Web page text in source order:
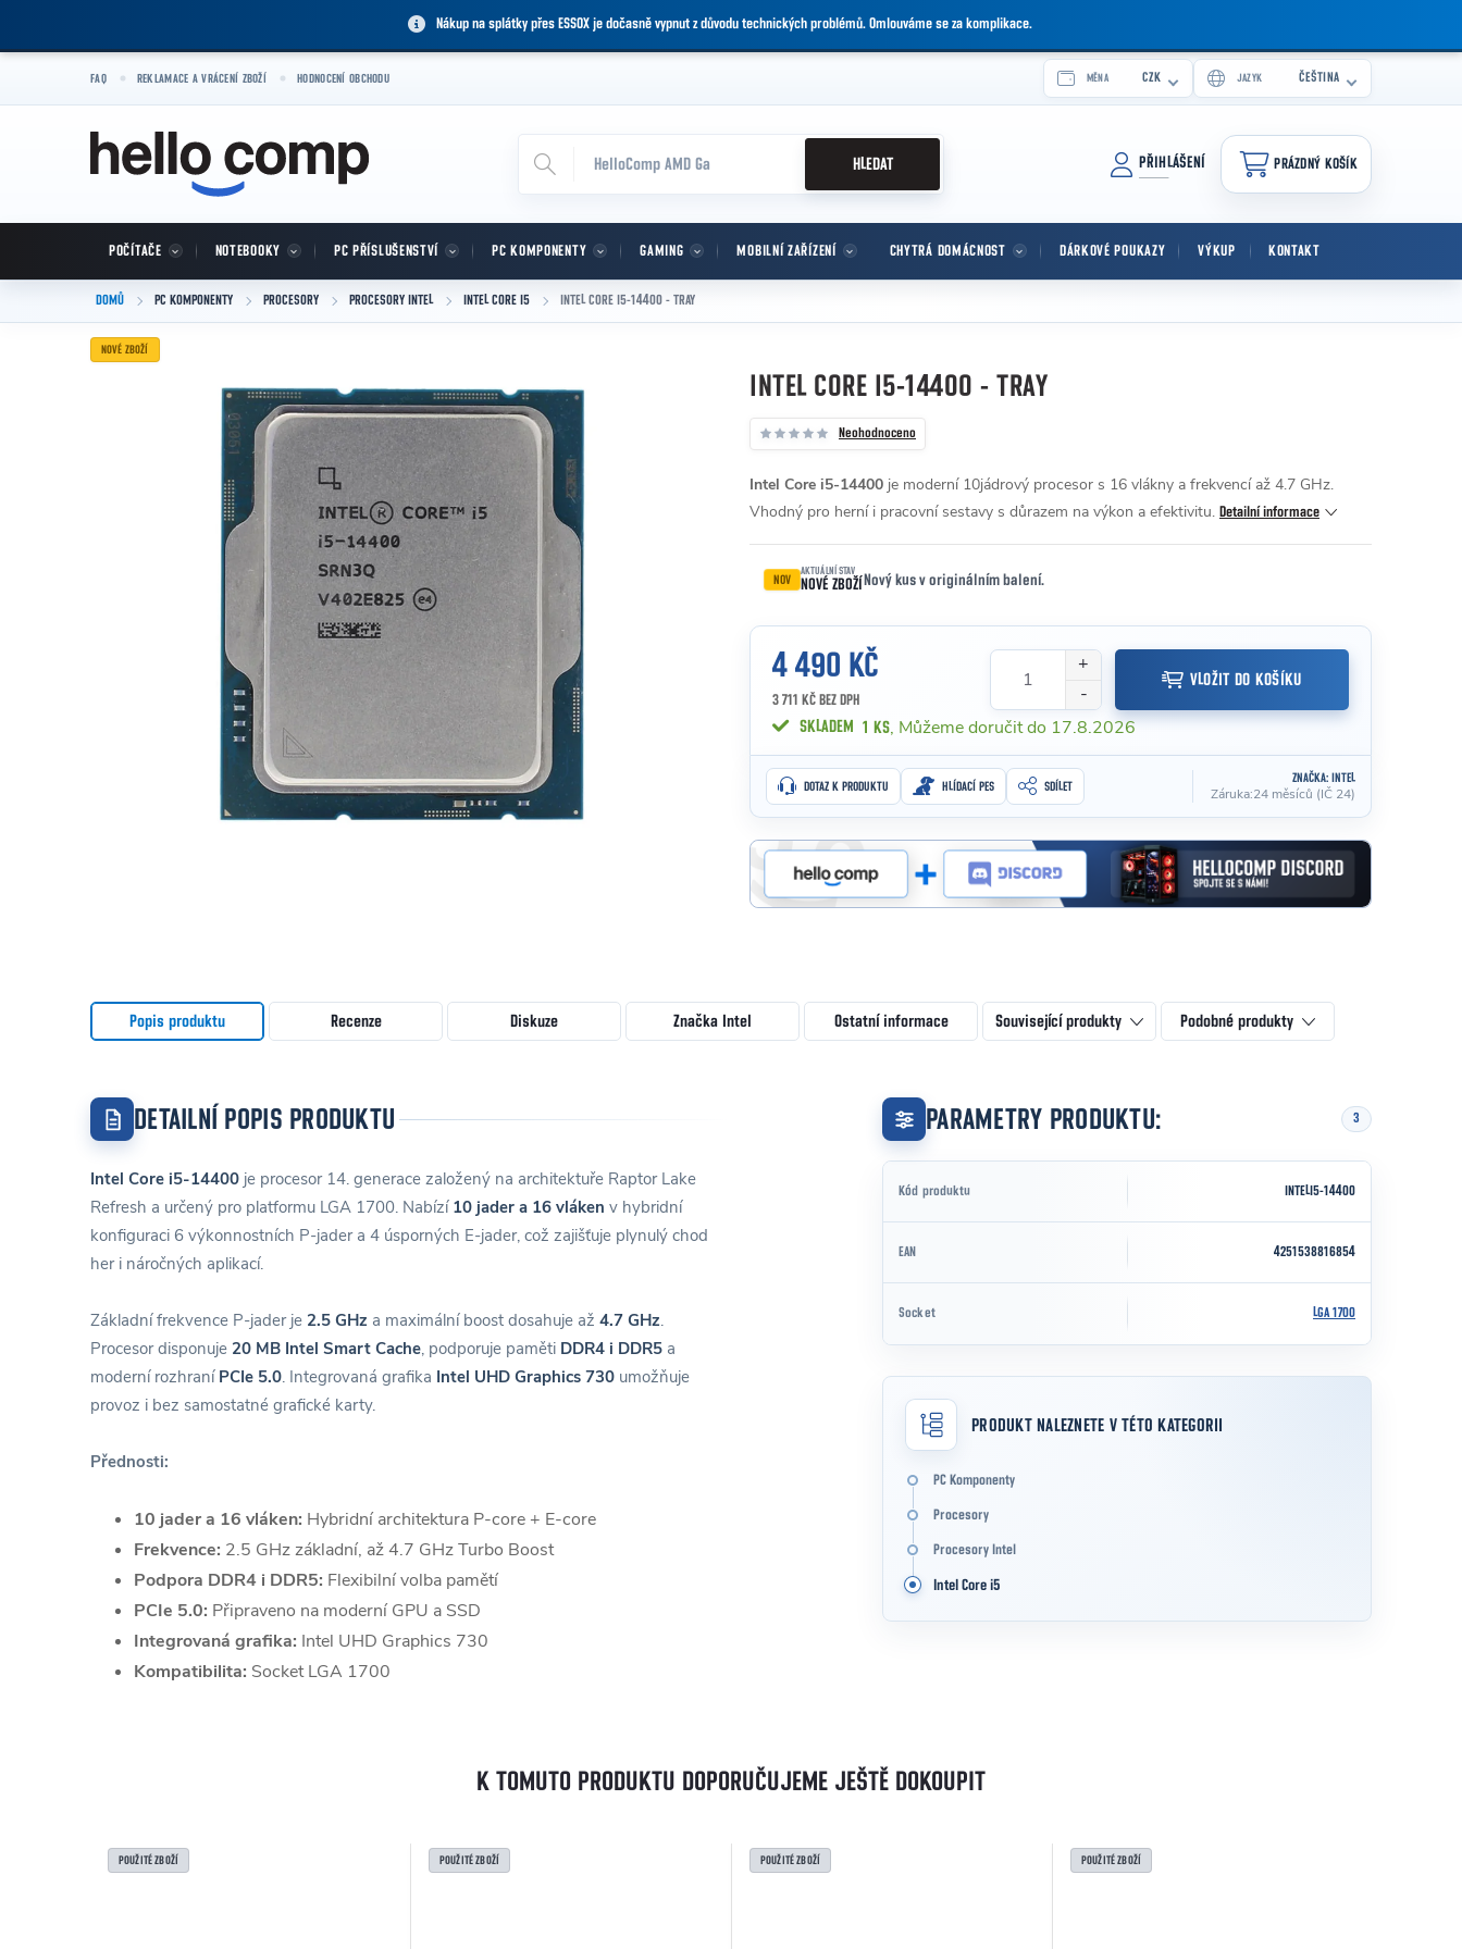
Nákup na splátky přes ESSOX je dočasně vypnut z důvodu technických problémů. Omlouváme se za komplikace.
FAQ REKLAMACE A VRÁCENÍ ZBOŽÍ HODNOCENÍ OBCHODU MĚNA CZK JAZYK ČEŠTINA
HLEDAT PŘIHLÁŠENÍ
NÁKUPNÍ KOŠÍK
PRÁZDNÝ KOŠÍK
POČÍTAČE NOTEBOOKY PC PŘÍSLUŠENSTVÍ PC KOMPONENTY GAMING MOBILNÍ ZAŘÍZENÍ CHYTRÁ DOMÁCNOST DÁRKOVÉ POUKAZY VÝKUP KONTAKT
DOMŮ PC KOMPONENTY PROCESORY PROCESORY INTEL INTEL CORE I5 INTEL CORE I5-14400 - TRAY
NOVÉ ZBOŽÍ
INTEL CORE I5-14400 - TRAY
Neohodnoceno
Intel Core i5-14400 je moderní 10jádrový procesor s 16 vlákny a frekvencí až 4.7 GHz.
Vhodný pro herní i pracovní sestavy s důrazem na výkon a efektivitu. Detailní informace
NOV
AKTUÁLNÍ STAV
NOVÉ ZBOŽÍ Nový kus v originálním balení.
4 490 KČ
3 711 KČ BEZ DPH
Měrná cena:
VLOŽIT DO KOŠÍKU
SKLADEM 1 KS 17.8.2026
DOTAZ K PRODUKTU HLÍDACÍ PES SDÍLET
ZNAČKA: INTEL
Záruka:24 měsíců (IČ 24)
Popis produktu Recenze Diskuze Značka Intel Ostatní informace Související produkty Podobné produkty
DETAILNÍ POPIS PRODUKTU
Intel Core i5-14400 je procesor 14. generace založený na architektuře Raptor Lake
Refresh a určený pro platformu LGA 1700. Nabízí 10 jader a 16 vláken v hybridní
konfiguraci 6 výkonnostních P-jader a 4 úsporných E-jader, což zajišťuje plynulý chod
her i náročných aplikací.
Základní frekvence P-jader je 2.5 GHz a maximální boost dosahuje až 4.7 GHz.
Procesor disponuje 20 MB Intel Smart Cache, podporuje paměti DDR4 i DDR5 a
moderní rozhraní PCIe 5.0. Integrovaná grafika Intel UHD Graphics 730 umožňuje
provoz i bez samostatné grafické karty.
Přednosti:
10 jader a 16 vláken: Hybridní architektura P-core + E-core
Frekvence: 2.5 GHz základní, až 4.7 GHz Turbo Boost
Podpora DDR4 i DDR5: Flexibilní volba pamětí
PCIe 5.0: Připraveno na moderní GPU a SSD
Integrovaná grafika: Intel UHD Graphics 730
Kompatibilita: Socket LGA 1700
PARAMETRY PRODUKTU: 3
Kód produktu INTELI5-14400
EAN 4251538816854
Socket LGA 1700
PRODUKT NALEZNETE V TÉTO KATEGORII
PC Komponenty
Procesory
Procesory Intel
Intel Core i5
K TOMUTO PRODUKTU DOPORUČUJEME JEŠTĚ DOKOUPIT
POUŽITÉ ZBOŽÍ POUŽITÉ ZBOŽÍ POUŽITÉ ZBOŽÍ POUŽITÉ ZBOŽÍ